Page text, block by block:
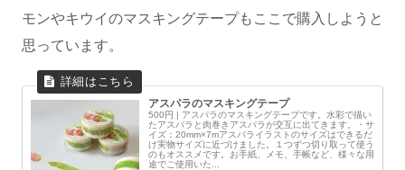
モンやキウイのマスキングテープもここで購入しようと
思っています。
アスパラのマスキングテープ
500円 | アスパラのマスキングテープです。水彩で描い
たアスパラと肉巻きアスパラが交互に出てきます。・サ
イズ：20mm×7mアスパライラストのサイズはできるだ
け実物サイズに近づけました。１つずつ切り取って使う
のもオススメです。お手紙、メモ、手帳など、様々な用
途でご使用いた...